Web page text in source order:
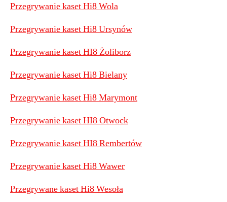
Przegrywanie kaset Hi8 Wola
Przegrywanie kaset Hi8 Ursynów
Przegrywanie kaset HI8 Żoliborz
Przegrywanie kaset Hi8 Bielany
Przegrywanie kaset Hi8 Marymont
Przegrywanie kaset HI8 Otwock
Przegrywanie kaset HI8 Rembertów
Przegrywanie kaset Hi8 Wawer
Przegrywane kaset Hi8 Wesoła